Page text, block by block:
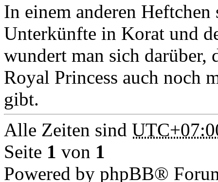
In einem anderen
Unterkünfte in Korat und
wundert man sich darüber,
Royal Princess auch noch
gibt.
Alle Zeiten sind
Seite 1 von 1
Powered by phpBB®